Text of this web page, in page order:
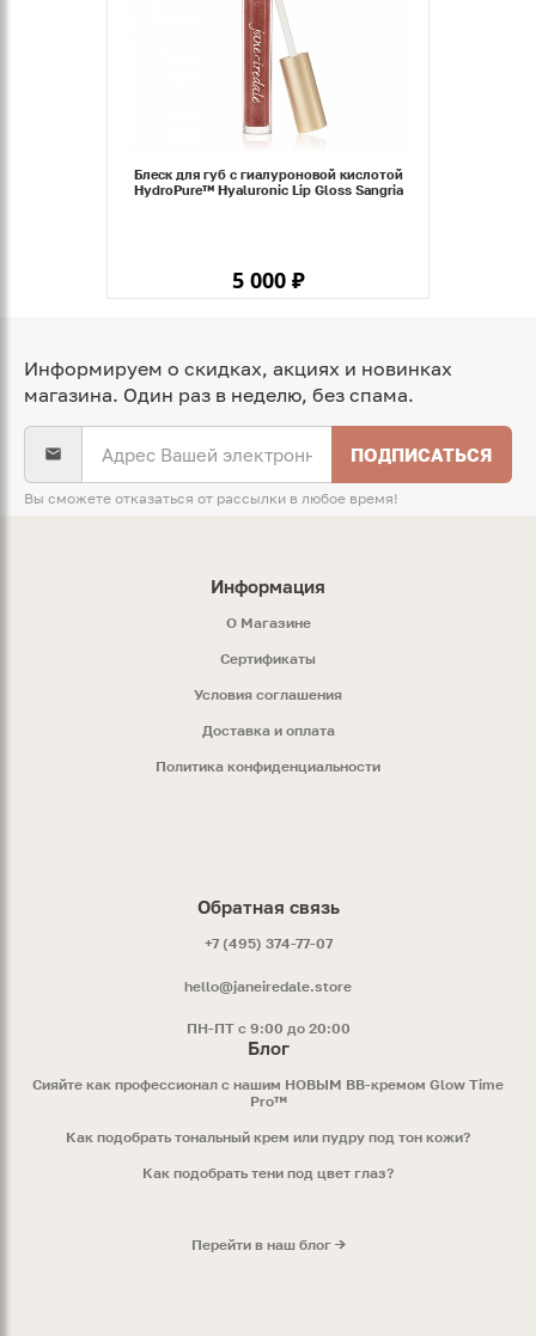
Блеск для губ с гиалуроновой кислотой
HydroPure™ Hyaluronic Lip Gloss Sangria
5 000 ₽
Информируем о скидках, акциях и новинках
магазина. Один раз в неделю, без спама.
ПОДПИСАТЬСЯ
Вы сможете отказаться от рассылки в любое время!
Информация
O Магазине
Сертификаты
Условия соглашения
Доставка и оплата
Политика конфиденциальности
Обратная связь
+7 (495) 374-77-07
hello@janeiredale.store
ПН-ПТ с 9:00 до 20:00
Блог
Сияйте как профессионал с нашим НОВЫМ ВВ-кремом Glow Time
Pro™
Как подобрать тональный крем или пудру под тон кожи?
Как подобрать тени под цвет глаз?
Перейти в наш блог →